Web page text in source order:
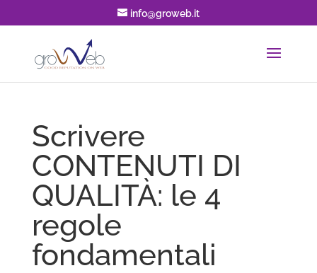
info@groweb.it
Scrivere
CONTENUTI DI
QUALITÀ: le 4
regole
fondamentali